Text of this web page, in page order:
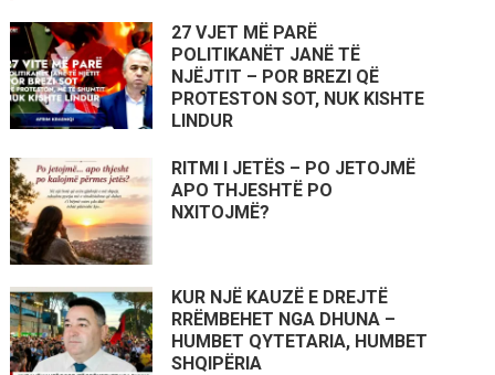
27 VJET MË PARË
POLITIKANËT JANË TË
NJËJTIT – POR BREZI QË
PROTESTON SOT, NUK KISHTE
LINDUR
RITMI I JETËS – PO JETOJMË
APO THJESHTË PO
NXITOJMË?
KUR NJË KAUZË E DREJTË
RRËMBEHET NGA DHUNA –
HUMBET QYTETARIA, HUMBET
SHQIPËRIA